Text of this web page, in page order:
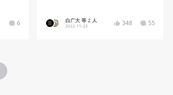
6 白广大 等 2 人
2022-11-23 348 55